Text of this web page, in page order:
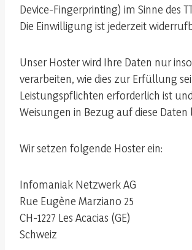
Device-Fingerprinting) im Sinne des
Die Einwilligung ist jederzeit
Unser Hoster wird Ihre Daten nur
verarbeiten, wie dies zur Erfüllung
Leistungspflichten erforderlich ist
Weisungen in Bezug auf diese Daten
Wir setzen folgende Hoster ein:
Infomaniak Netzwerk AG
Rue Eugène Marziano 25
CH-1227 Les Acacias (GE)
Schweiz